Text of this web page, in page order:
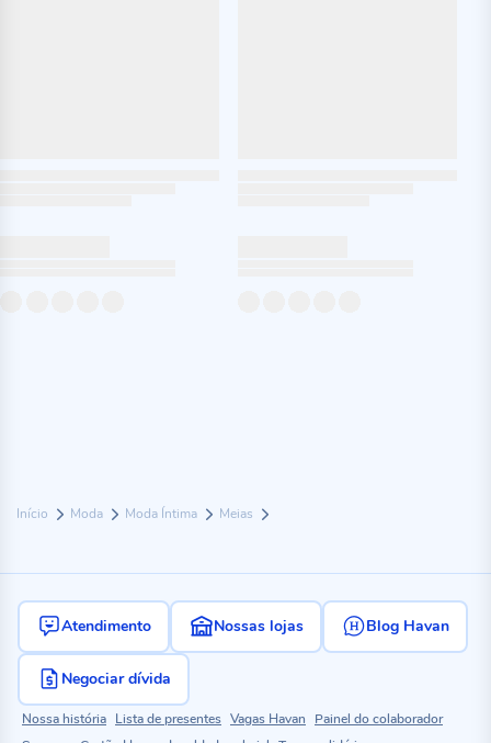
Início Moda Moda Íntima Meias
Atendimento Nossas lojas Blog Havan
Negociar dívida
Nossa história Lista de presentes Vagas Havan
Painel do colaborador